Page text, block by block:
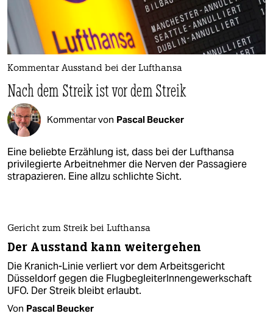
Kommentar Ausstand bei der Lufthansa​
Nach dem Streik ist vor dem Streik​
Kommentar von Pascal Beucker
Eine beliebte Erzählung ist, dass bei der Lufthansa
privilegierte Arbeitnehmer die Nerven der Passagiere
strapazieren. Eine allzu schlichte Sicht.
Gericht zum Streik bei Lufthansa
Der Ausstand kann weitergehen
Die Kranich-Linie verliert vor dem Arbeitsgericht
Düsseldorf gegen die FlugbegleiterInnengewerkschaft
UFO. Der Streik bleibt erlaubt.
Von Pascal Beucker